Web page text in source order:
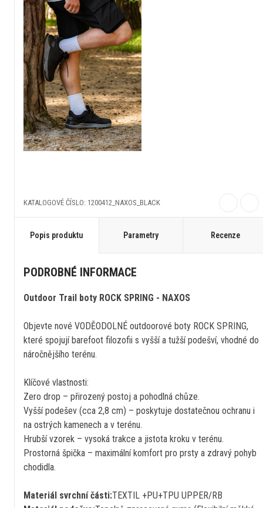
KATALOGOVÉ ČÍSLO: 1200412_NAXOS_BLACK
Popis produktu Parametry Recenze
PODROBNÉ INFORMACE
Outdoor Trail boty ROCK SPRING - NAXOS
Objevte nové VODĚODOLNÉ outdoorové boty ROCK SPRING,
které spojují barefoot filozofii s vyšší a tužší podešví, vhodné do
náročnějšího terénu.
Klíčové vlastnosti:
Zero drop – přirozený postoj a pohodlná chůze.
Vyšší podešev (cca 2,8 cm) – poskytuje dostatečnou ochranu i
na ostrých kamenech a v terénu.
Hrubší vzorek – vysoká trakce a jistota kroku v terénu.
Prostorná špička – maximální komfort pro prsty a zdravý pohyb
chodidla.
Materiál svrchní části:TEXTIL +PU+TPU UPPER/RB